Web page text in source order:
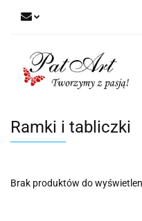
Ramki i tabliczki
Brak produktów do